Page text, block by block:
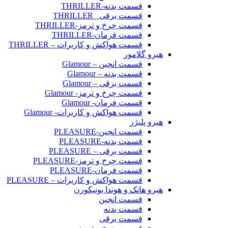
قسمت بدنه-THRILLER
قسمت برقی _THRILLER
قسمت چرخ و ترمز-THRILLER
قسمت فرمان-THRILLER
قسمت هواکش و کاربرات – THRILLER
هیرو گلامور
قسمت انجین – Glamour
قسمت بدنه – Glamour
قسمت برقی – Glamour
قسمت چرخ و ترمز- Glamour
قسمت فرمان- Glamour
قسمت هواکش و کاربرات- Glamour
هیرو پلیژر
قسمت انجین-PLEASURE
قسمت بدنه-PLEASURE
قسمت برقی – PLEASURE
قسمت چرخ و ترمز-PLEASURE
قسمت فرمان-PLEASURE
قسمت هواکش و کاربرات – PLEASURE
هیرو هانک و هوندا یونیکورن
قسمت انجین
قسمت بدنه
قسمت برقی